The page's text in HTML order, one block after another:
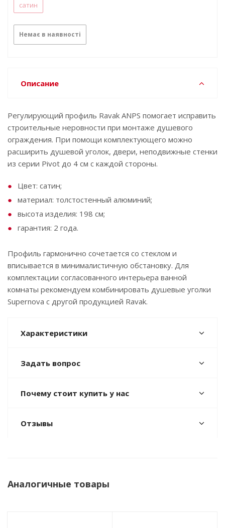
сатин
Немає в наявності
Описание
Регулирующий профиль Ravak АNPS помогает исправить
строительные неровности при монтаже душевого
ограждения. При помощи комплектующего можно
расширить душевой уголок, двери, неподвижные стенки
из серии Pivot до 4 см с каждой стороны.
Цвет: сатин;
материал: толстостенный алюминий;
высота изделия: 198 см;
гарантия: 2 года.
Профиль гармонично сочетается со стеклом и
вписывается в минималистичную обстановку. Для
комплектации согласованного интерьера ванной
комнаты рекомендуем комбинировать душевые уголки
Supernova с другой продукцией Ravak.
Характеристики
Задать вопрос
Почему стоит купить у нас
Отзывы
Аналогичные товары